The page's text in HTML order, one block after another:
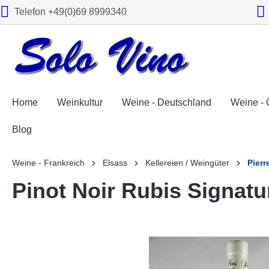
Zur Hauptnavigation springen
Telefon +49(0)69 8999340
Home Weinkultur Weine - Deutschland Weine -
Blog
Weine - Frankreich Elsass Kellereien / Weingüter
Pinot Noir Rubis